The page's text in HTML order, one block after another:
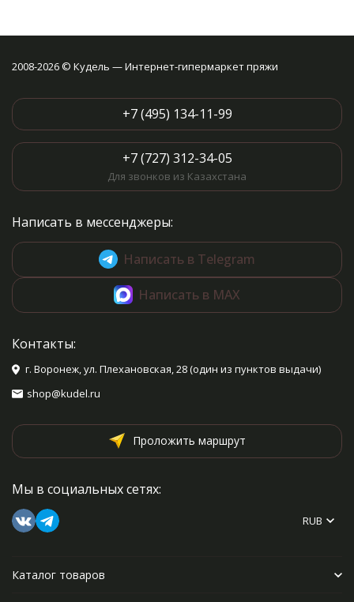
2008-2026 © Кудель — Интернет-гипермаркет пряжи
+7 (495) 134-11-99
+7 (727) 312-34-05
Для звонков из Казахстана
Написать в мессенджеры:
Написать в Telegram
Написать в MAX
Контакты:
г. Воронеж, ул. Плехановская, 28 (один из пунктов выдачи)
shop@kudel.ru
Проложить маршрут
Мы в социальных сетях:
RUB
Каталог товаров